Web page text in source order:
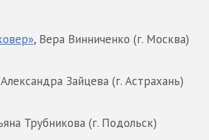
, Вера Винниченко (г. Москва)
Зайцева (г. Астрахань)
Трубникова (г. Подольск)